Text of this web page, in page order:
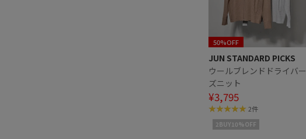
50%OFF
JUN STANDARD PICKS
ウールブレンドドライバー
ズニット
¥3,795
2件
2BUY10%OFF